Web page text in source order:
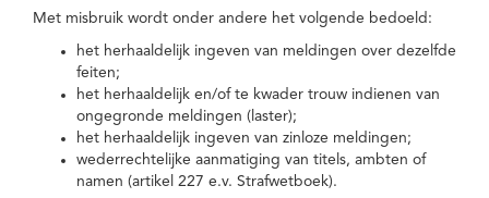
Met misbruik wordt onder andere het volgende bedoeld:
het herhaaldelijk ingeven van meldingen over dezelfde
feiten;
het herhaaldelijk en/of te kwader trouw indienen van
ongegronde meldingen (laster);
het herhaaldelijk ingeven van zinloze meldingen;
wederrechtelijke aanmatiging van titels, ambten of
namen (artikel 227 e.v. Strafwetboek).